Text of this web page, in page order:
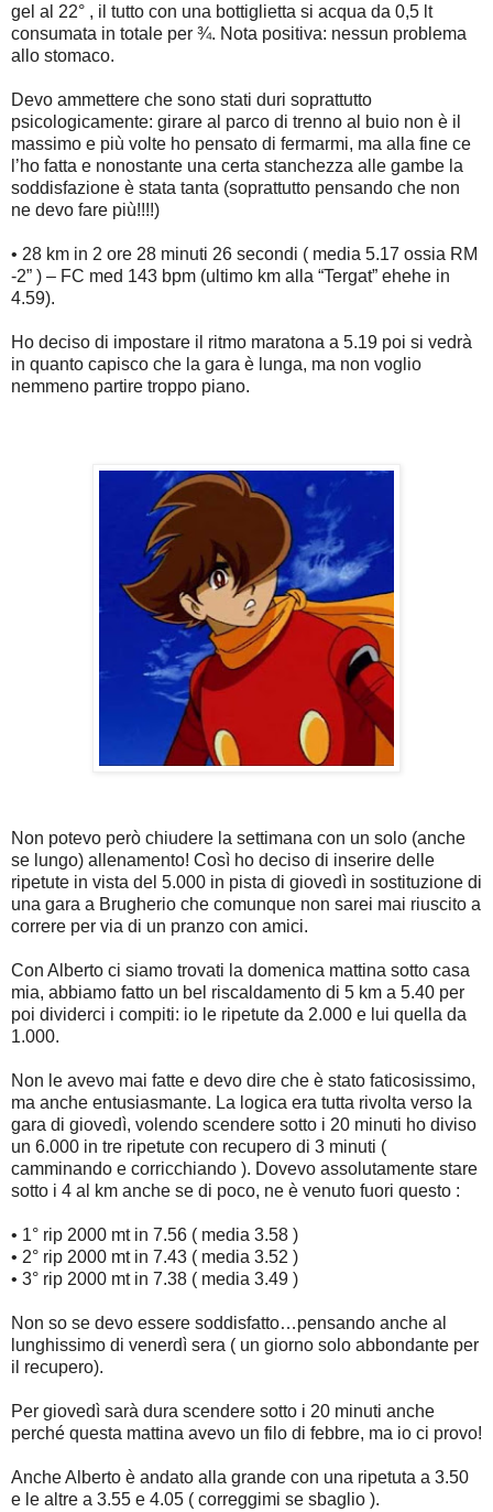
gel al 22° , il tutto con una bottiglietta si acqua da 0,5 lt
consumata in totale per ¾. Nota positiva: nessun problema
allo stomaco.
Devo ammettere che sono stati duri soprattutto
psicologicamente: girare al parco di trenno al buio non è il
massimo e più volte ho pensato di fermarmi, ma alla fine ce
l’ho fatta e nonostante una certa stanchezza alle gambe la
soddisfazione è stata tanta (soprattutto pensando che non
ne devo fare più!!!!)
• 28 km in 2 ore 28 minuti 26 secondi ( media 5.17 ossia RM
-2” ) – FC med 143 bpm (ultimo km alla “Tergat” ehehe in
4.59).
Ho deciso di impostare il ritmo maratona a 5.19 poi si vedrà
in quanto capisco che la gara è lunga, ma non voglio
nemmeno partire troppo piano.
Non potevo però chiudere la settimana con un solo (anche
se lungo) allenamento! Così ho deciso di inserire delle
ripetute in vista del 5.000 in pista di giovedì in sostituzione di
una gara a Brugherio che comunque non sarei mai riuscito a
correre per via di un pranzo con amici.
Con Alberto ci siamo trovati la domenica mattina sotto casa
mia, abbiamo fatto un bel riscaldamento di 5 km a 5.40 per
poi dividerci i compiti: io le ripetute da 2.000 e lui quella da
1.000.
Non le avevo mai fatte e devo dire che è stato faticosissimo,
ma anche entusiasmante. La logica era tutta rivolta verso la
gara di giovedì, volendo scendere sotto i 20 minuti ho diviso
un 6.000 in tre ripetute con recupero di 3 minuti (
camminando e corricchiando ). Dovevo assolutamente stare
sotto i 4 al km anche se di poco, ne è venuto fuori questo :
• 1° rip 2000 mt in 7.56 ( media 3.58 )
• 2° rip 2000 mt in 7.43 ( media 3.52 )
• 3° rip 2000 mt in 7.38 ( media 3.49 )
Non so se devo essere soddisfatto…pensando anche al
lunghissimo di venerdì sera ( un giorno solo abbondante per
il recupero).
Per giovedì sarà dura scendere sotto i 20 minuti anche
perché questa mattina avevo un filo di febbre, ma io ci provo!
Anche Alberto è andato alla grande con una ripetuta a 3.50
e le altre a 3.55 e 4.05 ( correggimi se sbaglio ).